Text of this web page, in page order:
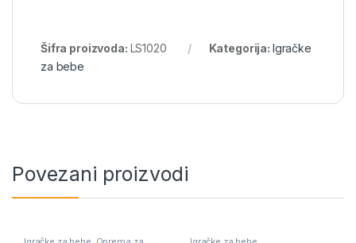
Šifra proizvoda: LS1020 Kategorija: Igračke
za bebe
Povezani proizvodi